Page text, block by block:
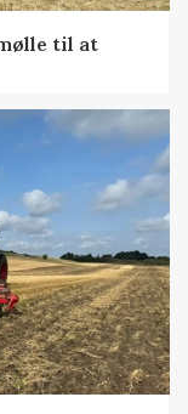
til at